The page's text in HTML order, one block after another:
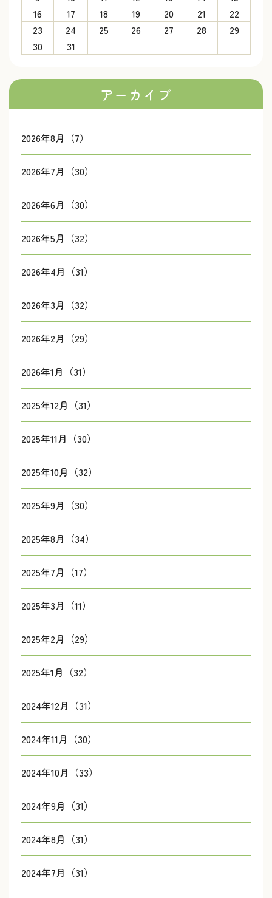
16
17 18 19 20 21
22
23
24 25 26 27 28
29
30
31
アーカイブ
2026年8月（7）
2026年7月（30）
2026年6月（30）
2026年5月（32）
2026年4月（31）
2026年3月（32）
2026年2月（29）
2026年1月（31）
2025年12月（31）
2025年11月（30）
2025年10月（32）
2025年9月（30）
2025年8月（34）
2025年7月（17）
2025年3月（11）
2025年2月（29）
2025年1月（32）
2024年12月（31）
2024年11月（30）
2024年10月（33）
2024年9月（31）
2024年8月（31）
2024年7月（31）